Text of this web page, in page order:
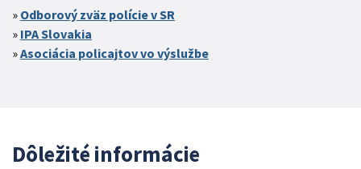
Odborový zväz polície v SR
IPA Slovakia
Asociácia policajtov vo výslužbe
Dôležité informácie